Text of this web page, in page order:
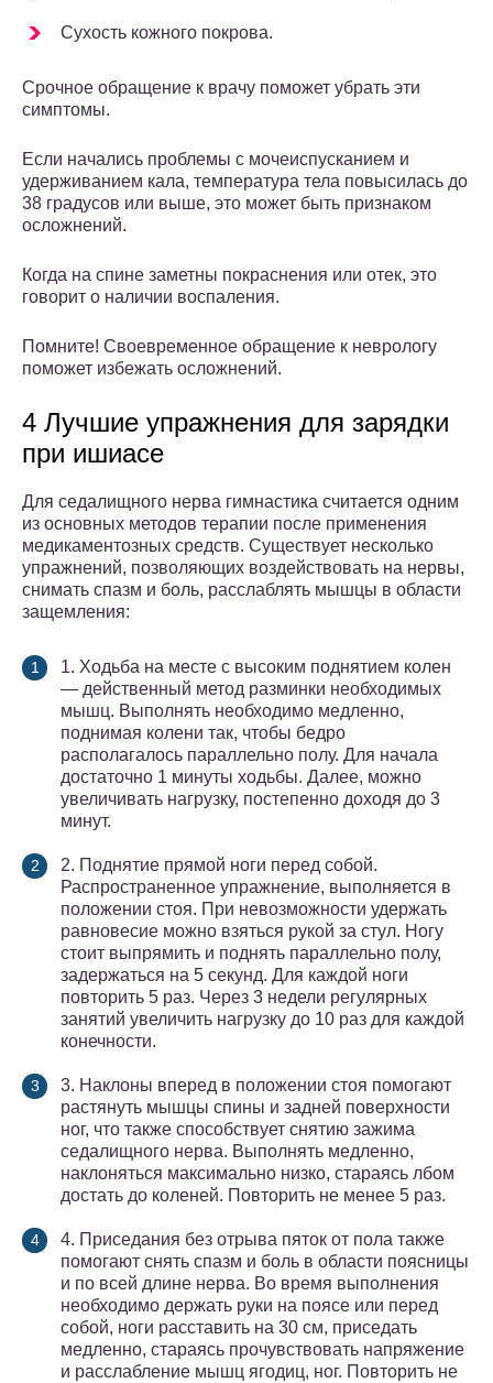
Сухость кожного покрова.
Срочное обращение к врачу поможет убрать эти
симптомы.
Если начались проблемы с мочеиспусканием и
удерживанием кала, температура тела повысилась до
38 градусов или выше, это может быть признаком
осложнений.
Когда на спине заметны покраснения или отек, это
говорит о наличии воспаления.
Помните! Своевременное обращение к неврологу
поможет избежать осложнений.
4 Лучшие упражнения для зарядки
при ишиасе
Для седалищного нерва гимнастика считается одним
из основных методов терапии после применения
медикаментозных средств. Существует несколько
упражнений, позволяющих воздействовать на нервы,
снимать спазм и боль, расслаблять мышцы в области
защемления:
1. Ходьба на месте с высоким поднятием колен
— действенный метод разминки необходимых
мышц. Выполнять необходимо медленно,
поднимая колени так, чтобы бедро
располагалось параллельно полу. Для начала
достаточно 1 минуты ходьбы. Далее, можно
увеличивать нагрузку, постепенно доходя до 3
минут.
2. Поднятие прямой ноги перед собой.
Распространенное упражнение, выполняется в
положении стоя. При невозможности удержать
равновесие можно взяться рукой за стул. Ногу
стоит выпрямить и поднять параллельно полу,
задержаться на 5 секунд. Для каждой ноги
повторить 5 раз. Через 3 недели регулярных
занятий увеличить нагрузку до 10 раз для каждой
конечности.
3. Наклоны вперед в положении стоя помогают
растянуть мышцы спины и задней поверхности
ног, что также способствует снятию зажима
седалищного нерва. Выполнять медленно,
наклоняться максимально низко, стараясь лбом
достать до коленей. Повторить не менее 5 раз.
4. Приседания без отрыва пяток от пола также
помогают снять спазм и боль в области поясницы
и по всей длине нерва. Во время выполнения
необходимо держать руки на поясе или перед
собой, ноги расставить на 30 см, приседать
медленно, стараясь прочувствовать напряжение
и расслабление мышц ягодиц, ног. Повторить не